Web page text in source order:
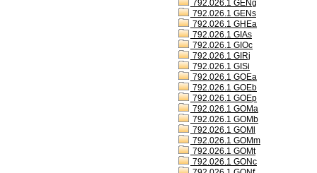
792.026.1 GENg
792.026.1 GENs
792.026.1 GHEa
792.026.1 GIAs
792.026.1 GIOc
792.026.1 GIRj
792.026.1 GISi
792.026.1 GOEa
792.026.1 GOEb
792.026.1 GOEp
792.026.1 GOMa
792.026.1 GOMb
792.026.1 GOMl
792.026.1 GOMm
792.026.1 GOMt
792.026.1 GONc